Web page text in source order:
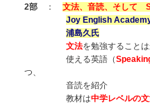
2部 ： 文法、音読、そして
Joy English
浦島久氏
文法を勉強すること
使える英語（
つ、
音読を紹介
教材は中学レベルの